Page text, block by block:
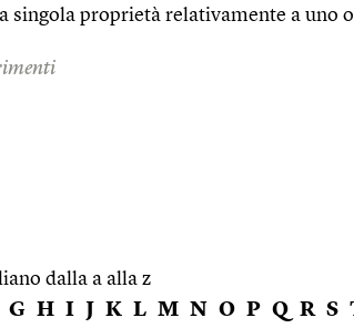
singola proprietà relativamente a uno
dalla a alla z
G H I J K L M N O P Q R S